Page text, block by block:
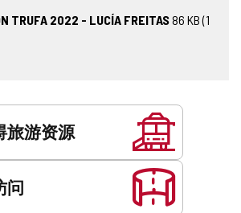
TRUFA 2022 - LUCÍA FREITAS86 KB(1
旅游资源
问